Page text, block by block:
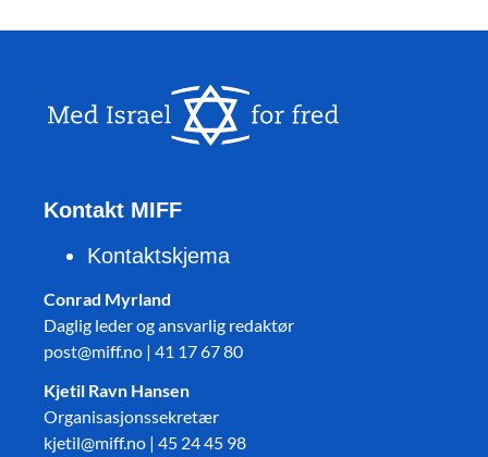
Kontakt MIFF
Kontaktskjema
Conrad Myrland
Daglig leder og ansvarlig redaktør
post@miff.no | 41 17 67 80
Kjetil Ravn Hansen
Organisasjonssekretær
kjetil@miff.no | 45 24 45 98